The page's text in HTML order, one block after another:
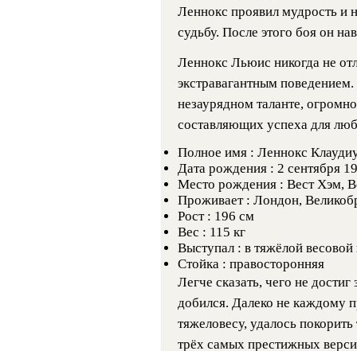
Леннокс проявил мудрость и
судьбу. После этого боя он
Леннокс Льюис никогда не
экстравагантным
незаурядном таланте,
составляющих успеха для
Полное имя : Леннокс
Дата рождения : 2 сентября
Место рождения : Вест Хэм,
Проживает : Лондон,
Рост : 196 см
Вес : 115 кг
Выступал : в тяжёлой
Стойка : правосторонняя
Легче сказать, чего не
добился. Далеко не каждому
тяжеловесу, удалось
трёх самых престижных